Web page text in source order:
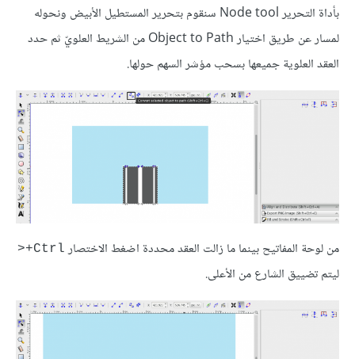
بأداة التحرير Node tool سنقوم بتحرير المستطيل الأبيض ونحوله
لمسار عن طريق اختيار Object to Path من الشريط العلويّ ثم حدد
العقد العلوية جميعها بسحب مؤشر السهم حولها.
من لوحة المفاتيح بينما ما زالت العقد محددة اضغط الاختصار Ctrl+<
ليتم تضييق الشارع من الأعلى.